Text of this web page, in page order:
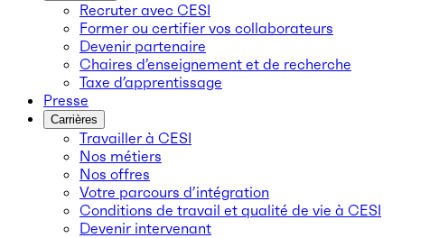
Recruter avec CESI
Former ou certifier vos collaborateurs
Devenir partenaire
Chaires d’enseignement et de recherche
Taxe d’apprentissage
Presse
Carrières
Travailler à CESI
Nos métiers
Nos offres
Votre parcours d’intégration
Conditions de travail et qualité de vie à CESI
Devenir intervenant